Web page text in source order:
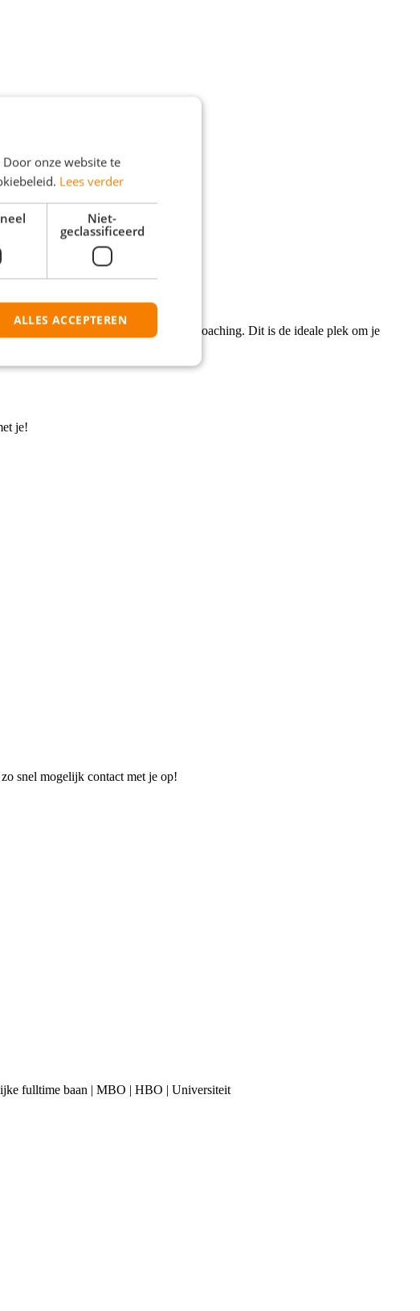
onboarding-traject en continue coaching. Dit is de ideale plek om je
je!
snel mogelijk contact met je op!
fulltime baan | MBO | HBO | Universiteit
onze website te
Lees verder
Niet-
geclassificeerd
ALLES ACCEPTEREN